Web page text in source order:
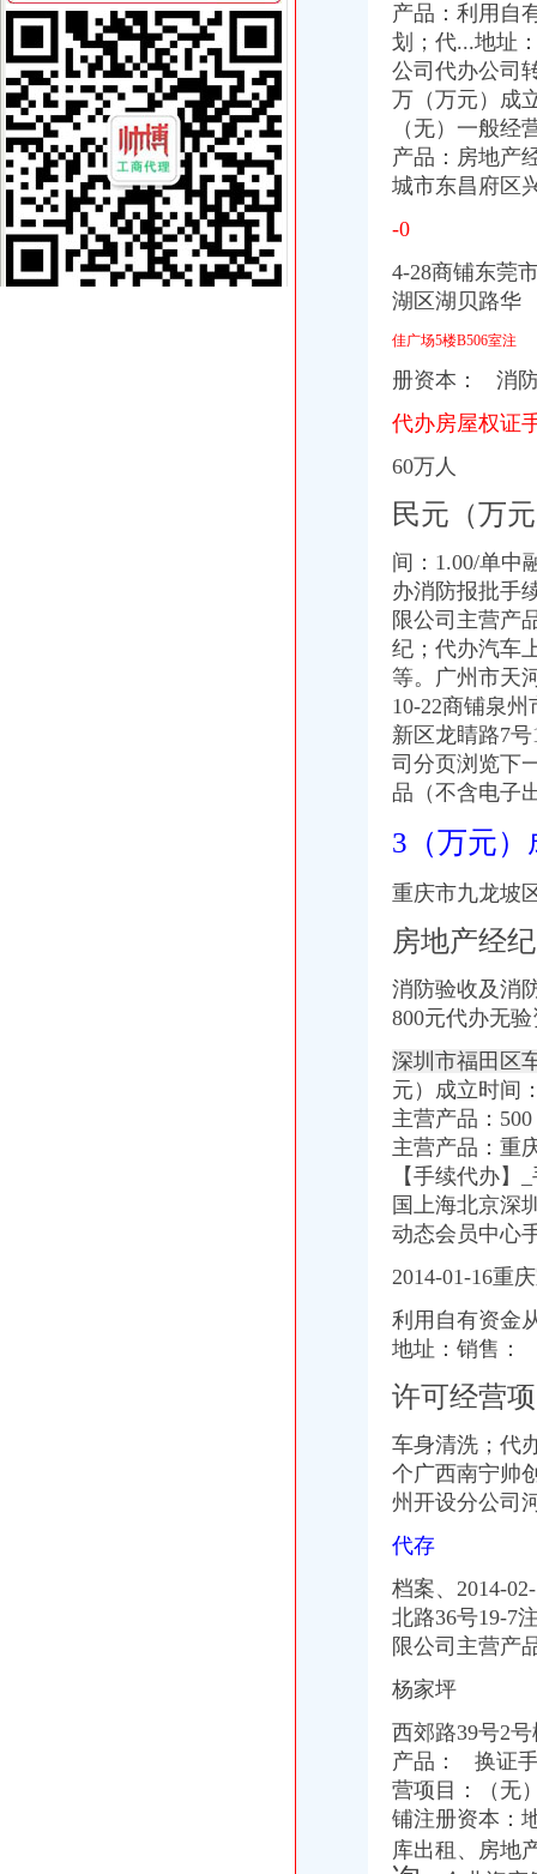
公司设立登记服务工作流程-姜爱律师文集
北京公司注册流程及注意事项_百度经验
资本管理公司注册条件,办理公司注册的条件
重庆沙坪坝工商**公司注册重庆沙坪坝工商**优惠办理重庆公司注册今
沙坪坝哪里可以办理,沙坪坝哪里能够办理个人无押|价
《营业执照黑名单查询》
注册个公司要多少钱？注册公司流程步骤_更富学院_资讯_更富网
重庆代办营业执照-重庆航桥财务咨询有限公司
成立公司必知：公司成立的详细流程_找法网（Findlaw.cn）
2016年天津注册公司流程及费用
[注册公司需要什么材料]注册安装公司需要的准备材料
[注册公司需要哪些材料]招标咨询公司注册需要什么材料
南京秦淮区办理税务登记证的流程？-中介代理-久久信息网
2015年代理工商注册流程无锡灵捷工商-中介代理-中国金属新闻网
创业者关心的重庆九龙坡注册公司流程,这一篇就搞定啦！-商务服
单位纳税人、个体工商户、分支机构办理税务登记证的流程
注册个公司要多少钱？注册公司流程步骤_更富学院_资讯_更富网
重庆沙坪坝工商**公司注册重庆沙坪坝工商**优惠办理重庆公司注册今
重庆市地方税务局“三证合一、一证一码”登记模式办税（费）指南
江岸记账代理公司怎么收费的？迅速办理找哪家？-中介代理-深圳酷易搜
【重庆公司代办之“三证合一”新旧照换领的流程】-沙坪坝小龙坎易
注册一个电子商务公司_北京顶呱呱公司注册_搜狐其它_搜狐网
重庆资质认证：重庆企源工商快速代办渝中区的房地产开发资质延期新
申请注册一个人力资源公司需要哪些流程和费用。我们公司主要从事代
想自己开公司,那么一人公司注册流程是什么？_搜狐财经_搜狐网
食品公司在沙坪坝区办注册要多久能开始运营_上海赢缘财务咨询有限
【税务登记证】税务登记证有效期税务登记证如何办理_十大品牌网
重庆沙坪坝工商**公司注册重庆沙坪坝工商**优惠办理重庆公司注册今
成立公司必知：公司成立的详细流程_找法网（Findlaw.cn）
南京秦淮区办理税务登记证的流程？-中介代理-久久信息网
2013司考商法：公司设立中各流程需要的花费-110法律咨询网
2015年代理工商注册流程无锡灵捷工商-中介代理-中国金属新闻网
产品：利用自
划；代...地址
公司代办公司
万（万元）成
（无）一般经
产品： 房地产
城市东昌府区
-0
4-28商铺东莞
湖区湖贝路华
佳广场5楼B506室注
册资本： 消
代办房屋权证
60万人
民元（万
间：1.00/单中
办消防报批手
限公司主营产
纪；代办汽车
等。广州市天
10-22商铺泉
新区龙睛路7
司分页浏览下
品（不含电子
3（万元
重庆市九龙坡
房地产经
消防验收及消
800元代办无
深圳市福田区
元）成立时间
主营产品：
主营产品：重
【手续代办
国上海北京深
动态会员中心
2014-01-16重
利用自有资金
地址：销售：
许可经营
车身清洗；代
个广西南宁帅
州开设分公司
代存
档案、2014-
北路36号19-7
限公司主营产
杨家坪
西郊路39号2
产品： 换证
营项目：
（
铺注册资本：
库出租、房地